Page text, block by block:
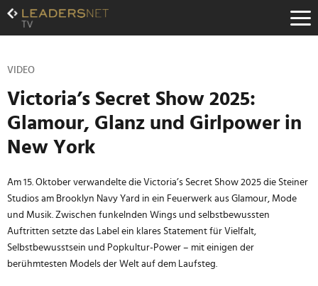
Zum
Inhalt
Zur
Navigation
Hauptnavigation
VIDEO
Victoria’s Secret Show 2025:
Glamour, Glanz und Girlpower in
New York
Am 15. Oktober verwandelte die Victoria’s Secret Show 2025 die Steiner
Studios am Brooklyn Navy Yard in ein Feuerwerk aus Glamour, Mode
und Musik. Zwischen funkelnden Wings und selbstbewussten
Auftritten setzte das Label ein klares Statement für Vielfalt,
Selbstbewusstsein und Popkultur-Power – mit einigen der
berühmtesten Models der Welt auf dem Laufsteg.